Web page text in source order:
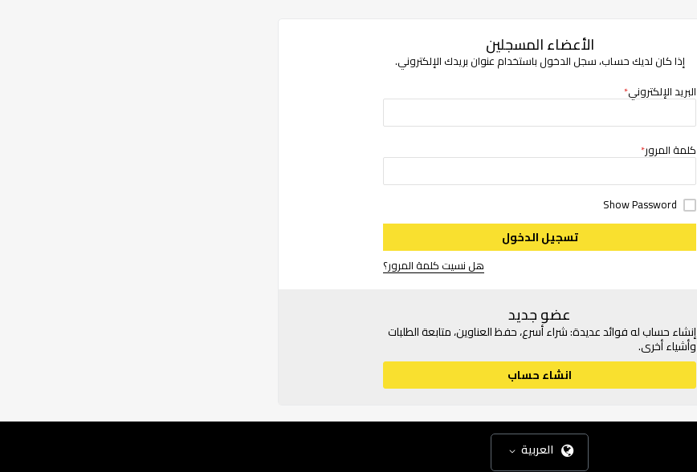
الأعضاء المسجلين
إذا كان لديك حساب، سجل الدخول باستخدام عنوان بريدك الإلكتروني.
البريد الإلكتروني
كلمة المرور
Show Password
تسجيل الدخول
هل نسيت كلمة المرور؟
عضو جديد
إنشاء حساب له فوائد عديدة: شراء أسرع، حفظ العناوين، متابعة الطلبات
وأشياء أخرى.
انشاء حساب
العربية